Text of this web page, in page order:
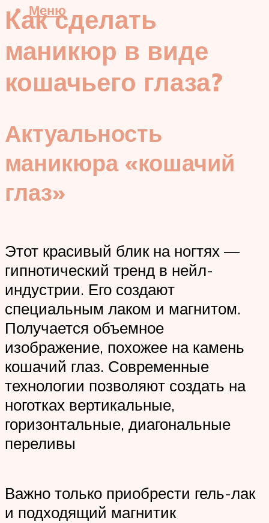
Меню
Как сделать
маникюр в виде
кошачьего глаза?
Актуальность
маникюра «кошачий
глаз»
Этот красивый блик на ногтях —
гипнотический тренд в нейл-
индустрии. Его создают
специальным лаком и магнитом.
Получается объемное
изображение, похожее на камень
кошачий глаз. Современные
технологии позволяют создать на
ноготках вертикальные,
горизонтальные, диагональные
переливы
Важно только приобрести гель-лак
и подходящий магнитик